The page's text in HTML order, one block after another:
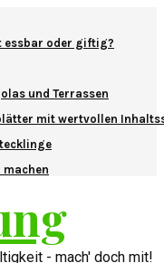
essbar oder giftig?
und Terrassen
mit wertvollen
machen
- mach' doch mit!